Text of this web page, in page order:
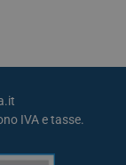
IVA e tasse.